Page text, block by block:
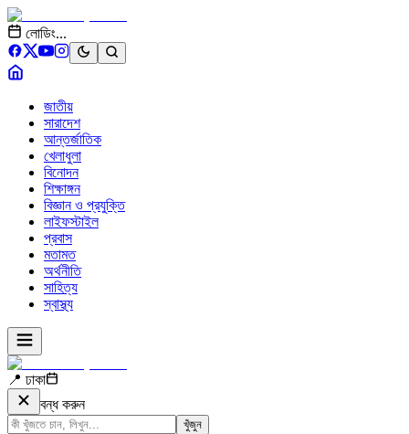
লোডিং...
জাতীয়
সারাদেশ
আন্তর্জাতিক
খেলাধুলা
বিনোদন
শিক্ষাঙ্গন
বিজ্ঞান ও প্রযুক্তি
লাইফস্টাইল
প্রবাস
মতামত
অর্থনীতি
সাহিত্য
স্বাস্থ্য
📍 ঢাকা
বন্ধ করুন
খুঁজুন